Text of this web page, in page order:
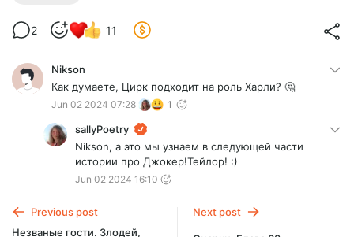
2 11
Nikson
Как думаете, Цирк подходит на роль Харли? 🤔
Jun 02 2024 07:28 1
sallyPoetry
Nikson, а это мы узнаем в следующей части
истории про Джокер!Тейлор! :)
Jun 02 2024 16:10
Previous post
Незваные гости. Злодей,
Next post